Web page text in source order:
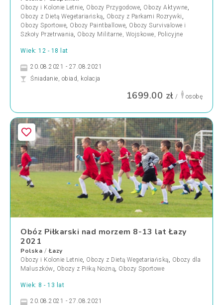
Obozy i Kolonie Letnie, Obozy Przygodowe, Obozy Aktywne,
Obozy z Dietą Wegetariańską, Obozy z Parkami Rozrywki ,
Obozy Sportowe, Obozy Paintballowe, Obozy Survivalowe i
Szkoły Przetrwania, Obozy Militarne, Wojskowe, Policyjne
Wiek: 12 - 18 lat
20.08.2021 - 27.08.2021
Śniadanie, obiad, kolacja
1699.00 zł / osobę
Obóz Piłkarski nad morzem 8-13 lat Łazy
2021
Polska /Łazy
Obozy i Kolonie Letnie, Obozy z Dietą Wegetariańską, Obozy dla
Maluszków, Obozy z Piłką Nożną, Obozy Sportowe
Wiek: 8 - 13 lat
20.08.2021 - 27.08.2021